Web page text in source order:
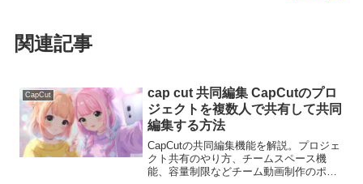
関連記事
CapCut
cap cut 共同編集 CapCutのプロ
ジェクトを複数人で共有して共同
編集する方法
CapCutの共同編集機能を解説。プロジェ
クト共有のやり方、チームスペース機
能、容量制限などチーム動画制作のポイ